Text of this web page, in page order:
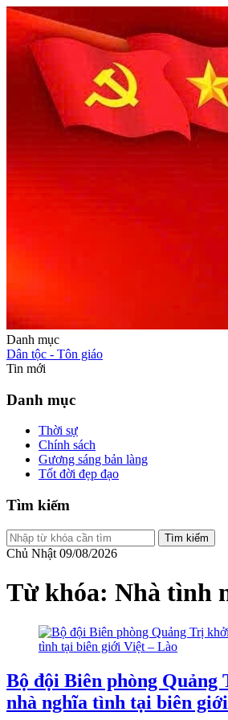
Danh mục
Dân tộc - Tôn giáo
Tin mới
Danh mục
Thời sự
Chính sách
Gương sáng bản làng
Tốt đời đẹp đạo
Tìm kiếm
Tìm kiếm
Chủ Nhật 09/08/2026
Từ khóa: Nhà tình
Bộ đội Biên phòng Quảng
nhà nghĩa tình tại biên